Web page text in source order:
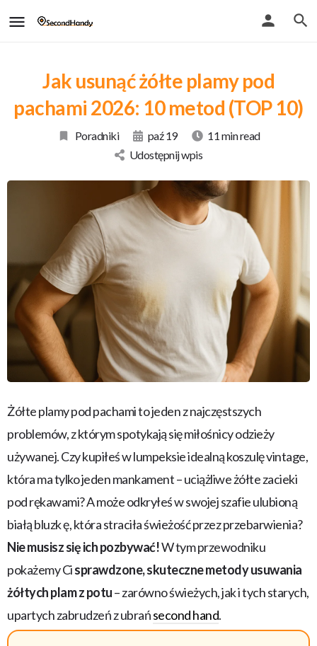
Jak usunąć żółte plamy pod
pachami 2026: 10 metod (TOP 10)
Poradniki paź 19
11 min read
Udostępnij wpis
Żółte plamy pod pachami to jeden z najczęstszych
problemów, z którym spotykają się miłośnicy odzieży
używanej. Czy kupiłeś w lumpeksie idealną koszulę vintage,
która ma tylko jeden mankament – uciążliwe żółte zacieki
pod rękawami? A może odkryłeś w swojej szafie ulubioną
białą bluzk ę, która straciła świeżość przez przebarwienia?
Nie musisz się ich pozbywać!W tym przewodniku
pokażemy Cisprawdzone, skuteczne metody usuwania
żółtych plam z potu– zarówno świeżych, jak i tych starych,
upartych zabrudzeń z ubrańsecond hand.